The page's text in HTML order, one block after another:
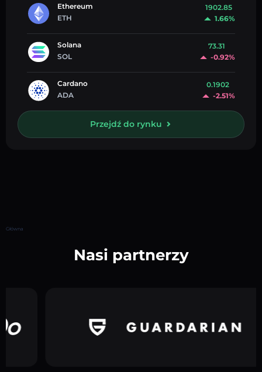
Ethereum
ETH
1902.85
1.66%
Solana
SOL
73.31
-0.92%
Cardano
ADA
0.1902
-2.51%
Przejdź do rynku
Główna
Nasi partnerzy